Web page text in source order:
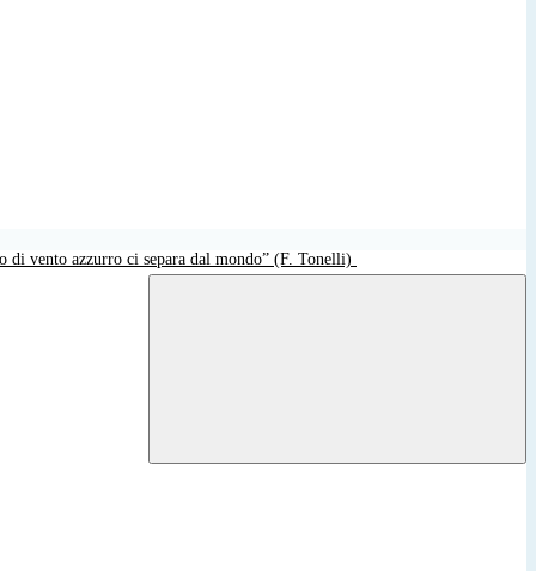
di vento azzurro ci separa dal mondo” (F. Tonelli)